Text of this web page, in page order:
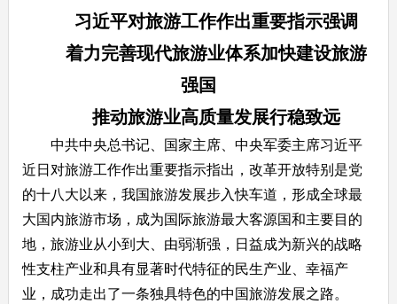
习近平对旅游工作作出重要指示强调
着力完善现代旅游业体系加快建设旅游
强国
推动旅游业高质量发展行稳致远
中共中央总书记、国家主席、中央军委主席习近平
近日对旅游工作作出重要指示指出，改革开放特别是党
的十八大以来，我国旅游发展步入快车道，形成全球最
大国内旅游市场，成为国际旅游最大客源国和主要目的
地，旅游业从小到大、由弱渐强，日益成为新兴的战略
性支柱产业和具有显著时代特征的民生产业、幸福产
业，成功走出了一条独具特色的中国旅游发展之路。